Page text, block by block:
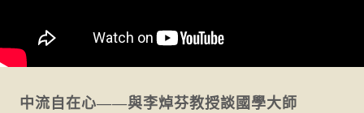
中流自在心——與李焯芬教授談國學大師